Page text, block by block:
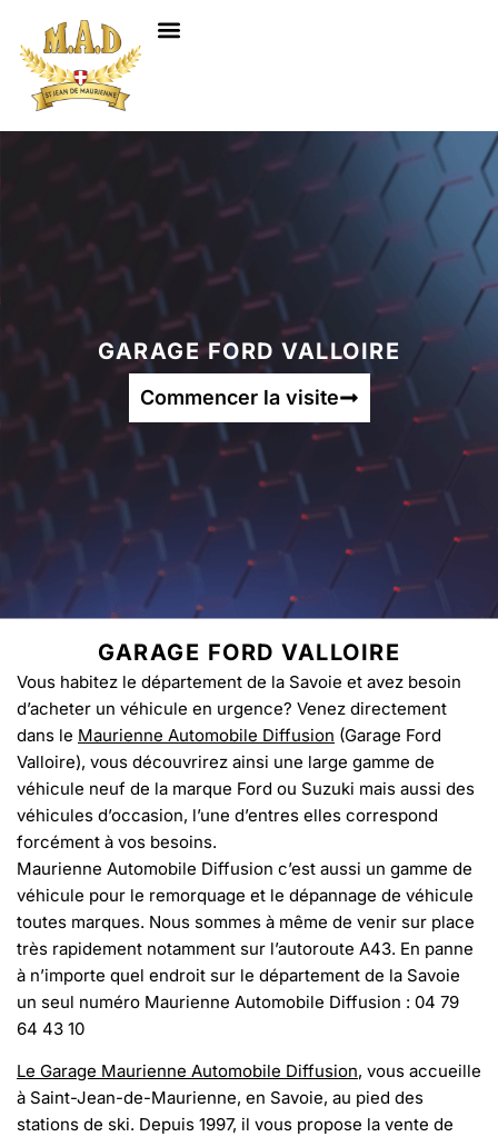
GARAGE FORD VALLOIRE
Commencer la visite
GARAGE FORD VALLOIRE
Vous habitez le département de la Savoie et avez besoin
d’acheter un véhicule en urgence? Venez directement
dans le Maurienne Automobile Diffusion (Garage Ford
Valloire), vous découvrirez ainsi une large gamme de
véhicule neuf de la marque Ford ou Suzuki mais aussi des
véhicules d’occasion, l’une d’entres elles correspond
forcément à vos besoins.
Maurienne Automobile Diffusion c’est aussi un gamme de
véhicule pour le remorquage et le dépannage de véhicule
toutes marques. Nous sommes à même de venir sur place
très rapidement notamment sur l’autoroute A43. En panne
à n’importe quel endroit sur le département de la Savoie
un seul numéro Maurienne Automobile Diffusion : 04 79
64 43 10
Le Garage Maurienne Automobile Diffusion, vous accueille
à Saint-Jean-de-Maurienne, en Savoie, au pied des
stations de ski. Depuis 1997, il vous propose la vente de